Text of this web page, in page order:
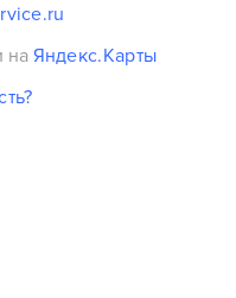
на Яндекс.Карты